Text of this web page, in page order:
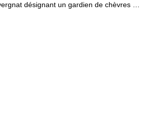
désignant un gardien de chèvres …